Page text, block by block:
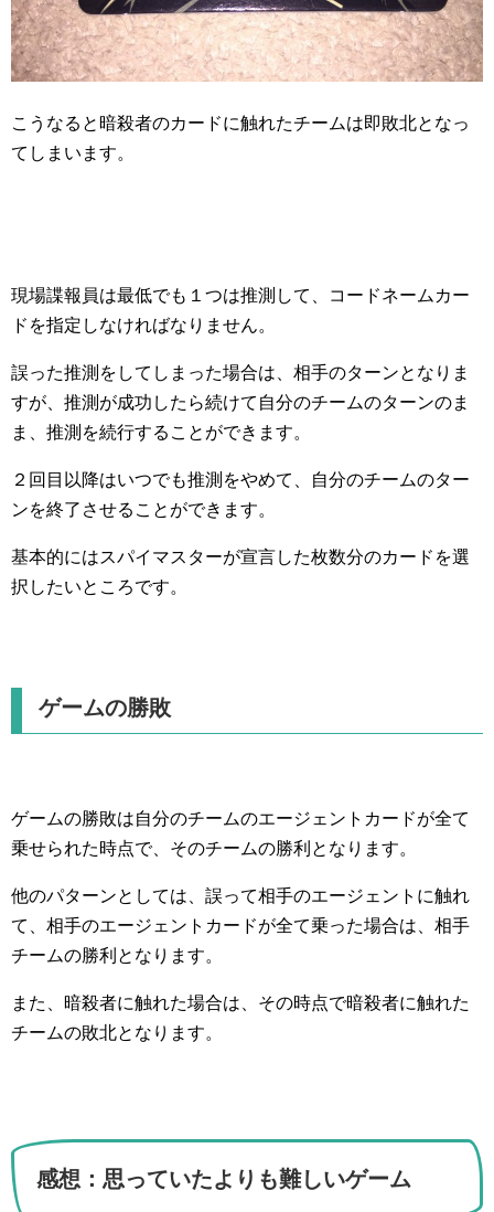
こうなると暗殺者のカードに触れたチームは即敗北となっ
てしまいます。
現場諜報員は最低でも１つは推測して、コードネームカー
ドを指定しなければなりません。
誤った推測をしてしまった場合は、相手のターンとなりま
すが、推測が成功したら続けて自分のチームのターンのま
ま、推測を続行することができます。
２回目以降はいつでも推測をやめて、自分のチームのター
ンを終了させることができます。
基本的にはスパイマスターが宣言した枚数分のカードを選
択したいところです。
ゲームの勝敗
ゲームの勝敗は自分のチームのエージェントカードが全て
乗せられた時点で、そのチームの勝利となります。
他のパターンとしては、誤って相手のエージェントに触れ
て、相手のエージェントカードが全て乗った場合は、相手
チームの勝利となります。
また、暗殺者に触れた場合は、その時点で暗殺者に触れた
チームの敗北となります。
感想：思っていたよりも難しいゲーム